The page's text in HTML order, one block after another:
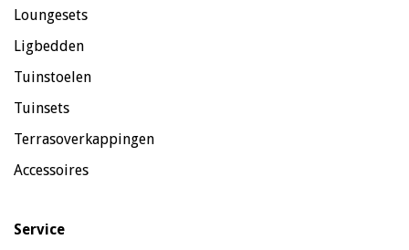
Loungesets
Ligbedden
Tuinstoelen
Tuinsets
Terrasoverkappingen
Accessoires
Service